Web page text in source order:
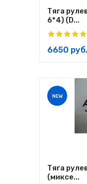
Тяга
6*4) (D...
6650 руб.
NEW
Тяга
(миксе...